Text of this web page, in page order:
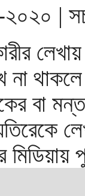
|
বা
মিডিয়ায়